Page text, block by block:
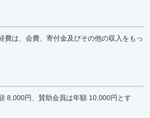
費は、会費、寄付金及びその他の収入をもっ
8,000円、賛助会員は年額 10,000円とす